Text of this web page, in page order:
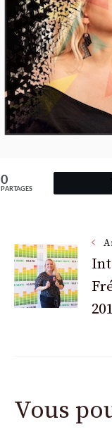
0
PARTAGES
des
Vous